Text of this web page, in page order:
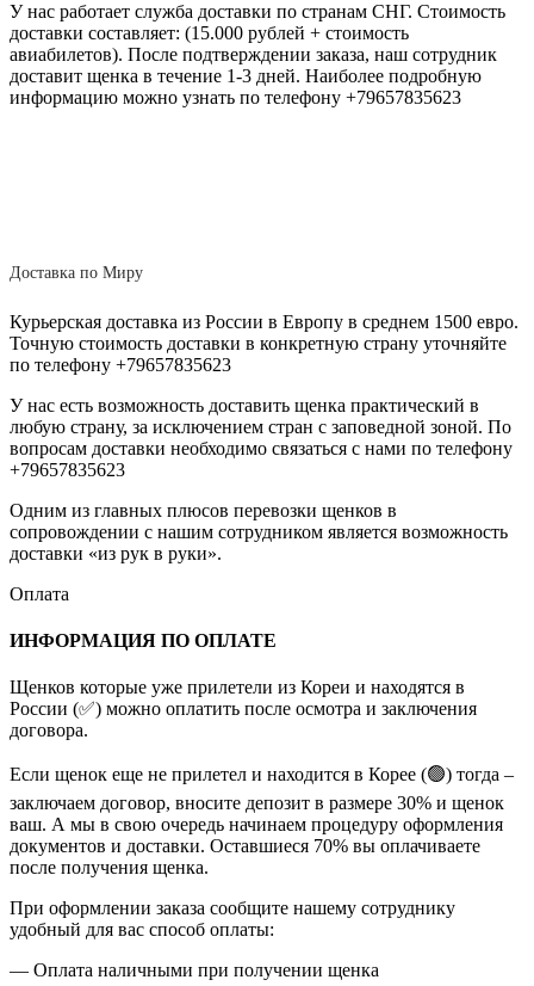
У нас работает служба доставки по странам СНГ. Стоимость
доставки составляет: (15.000 рублей + стоимость
авиабилетов). После подтверждении заказа, наш сотрудник
доставит щенка в течение 1-3 дней. Наиболее подробную
информацию можно узнать по телефону +79657835623
Доставка по Миру
Курьерская доставка из России в Европу в среднем 1500 евро.
Точную стоимость доставки в конкретную страну уточняйте
по телефону +79657835623
У нас есть возможность доставить щенка практический в
любую страну, за исключением стран с заповедной зоной. По
вопросам доставки необходимо связаться с нами по телефону
+79657835623
Одним из главных плюсов перевозки щенков в
сопровождении с нашим сотрудником является возможность
доставки «из рук в руки».
Оплата
ИНФОРМАЦИЯ ПО ОПЛАТЕ
Щенков которые уже прилетели из Кореи и находятся в
России (✅) можно оплатить после осмотра и заключения
договора.
Если щенок еще не прилетел и находится в Корее (🟢) тогда –
заключаем договор, вносите депозит в размере 30% и щенок
ваш. А мы в свою очередь начинаем процедуру оформления
документов и доставки. Оставшиеся 70% вы оплачиваете
после получения щенка.
При оформлении заказа сообщите нашему сотруднику
удобный для вас способ оплаты:
— Оплата наличными при получении щенка